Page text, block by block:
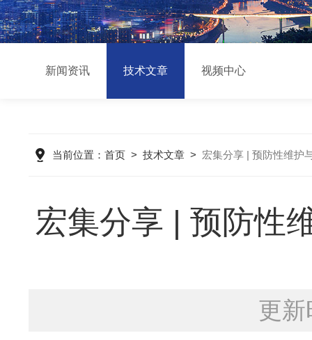
新闻资讯 技术文章 视频中心
当前位置： 首页> 技术文章> 宏集分享 | 预防性维护
宏集分享 | 预防性
更